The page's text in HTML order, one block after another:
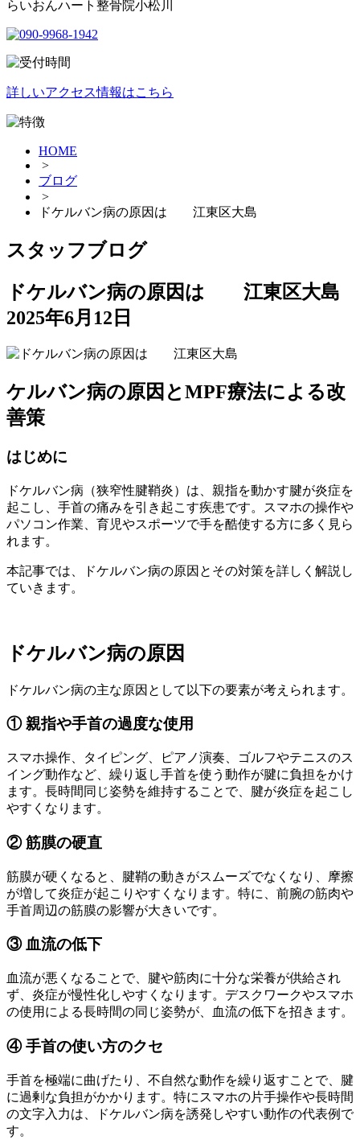
らいおんハート整骨院小松川
詳しいアクセス情報はこちら
HOME
>
ブログ
>
ドケルバン病の原因は 江東区大島
スタッフブログ
ドケルバン病の原因は 江東区大島
2025年6月12日
ケルバン病の原因とMPF療法による改
善策
はじめに
ドケルバン病（狭窄性腱鞘炎）は、親指を動かす腱が炎症を
起こし、手首の痛みを引き起こす疾患です。スマホの操作や
パソコン作業、育児やスポーツで手を酷使する方に多く見ら
れます。
本記事では、ドケルバン病の原因とその対策を詳しく解説し
ていきます。
ドケルバン病の原因
ドケルバン病の主な原因として以下の要素が考えられます。
① 親指や手首の過度な使用
スマホ操作、タイピング、ピアノ演奏、ゴルフやテニスのス
イング動作など、繰り返し手首を使う動作が腱に負担をかけ
ます。長時間同じ姿勢を維持することで、腱が炎症を起こし
やすくなります。
② 筋膜の硬直
筋膜が硬くなると、腱鞘の動きがスムーズでなくなり、摩擦
が増して炎症が起こりやすくなります。特に、前腕の筋肉や
手首周辺の筋膜の影響が大きいです。
③ 血流の低下
血流が悪くなることで、腱や筋肉に十分な栄養が供給され
ず、炎症が慢性化しやすくなります。デスクワークやスマホ
の使用による長時間の同じ姿勢が、血流の低下を招きます。
④ 手首の使い方のクセ
手首を極端に曲げたり、不自然な動作を繰り返すことで、腱
に過剰な負担がかかります。特にスマホの片手操作や長時間
の文字入力は、ドケルバン病を誘発しやすい動作の代表例で
す。